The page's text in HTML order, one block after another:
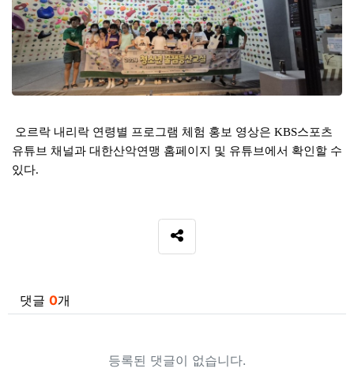
오르락 내리락 연령별 프로그램 체험 홍보 영상은 KBS스포츠
유튜브 채널과 대한산악연맹 홈페이지 및 유튜브에서 확인할 수
있다.
SNS 공유
댓글 0개
등록된 댓글이 없습니다.